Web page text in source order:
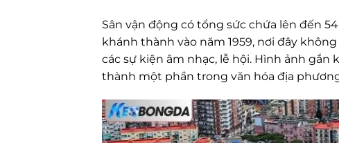
Sân vận động có tổng sức chứa lên đến
khánh thành vào năm 1959, nơi đây
các sự kiện âm nhạc, lễ hội. Hình ảnh
thành một phần trong văn hóa địa